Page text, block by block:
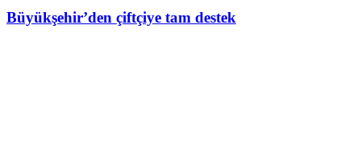
Büyükşehir’den çiftçiye tam destek